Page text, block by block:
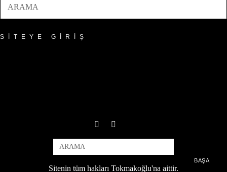
SITEYE GIRIŞ
Sitenin tüm hakları Tokmakoğlu'na aittir.
BAŞA